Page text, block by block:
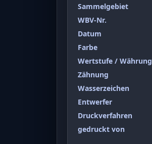
Sammelgebiet
WBV-Nr.
Datum
Farbe
Wertstufe / Währung
Zähnung
Wasserzeichen
Entwerfer
Druckverfahren
gedruckt von